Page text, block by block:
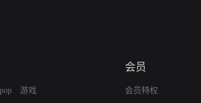
游戏
会员
会员特权